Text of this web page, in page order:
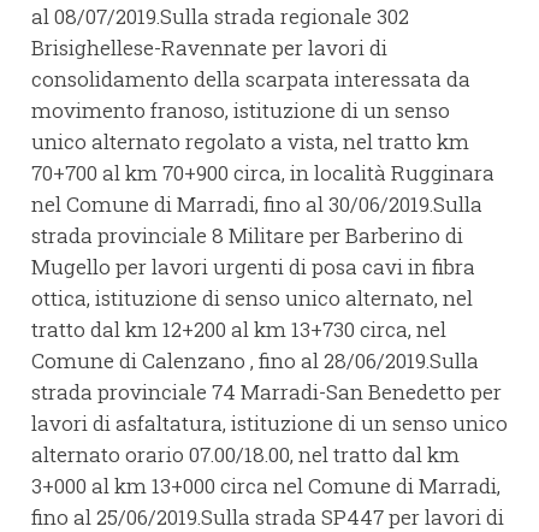
al 08/07/2019.Sulla strada regionale 302
Brisighellese-Ravennate per lavori di
consolidamento della scarpata interessata da
movimento franoso, istituzione di un senso
unico alternato regolato a vista, nel tratto km
70+700 al km 70+900 circa, in località Rugginara
nel Comune di Marradi, fino al 30/06/2019.Sulla
strada provinciale 8 Militare per Barberino di
Mugello per lavori urgenti di posa cavi in fibra
ottica, istituzione di senso unico alternato, nel
tratto dal km 12+200 al km 13+730 circa, nel
Comune di Calenzano , fino al 28/06/2019.Sulla
strada provinciale 74 Marradi-San Benedetto per
lavori di asfaltatura, istituzione di un senso unico
alternato orario 07.00/18.00, nel tratto dal km
3+000 al km 13+000 circa nel Comune di Marradi,
fino al 25/06/2019.Sulla strada SP447 per lavori di